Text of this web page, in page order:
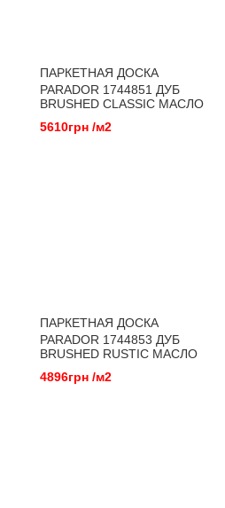
ПАРКЕТНАЯ ДОСКА
PARADOR 1744851 ДУБ
BRUSHED CLASSIC МАСЛО
5610грн /м2
ПАРКЕТНАЯ ДОСКА
PARADOR 1744853 ДУБ
BRUSHED RUSTIC МАСЛО
4896грн /м2